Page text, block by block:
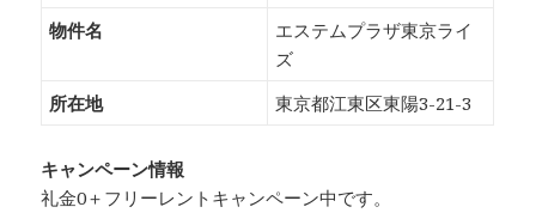
物件名
エステムプラザ東京ライ
ズ
所在地
東京都江東区東陽3-21-3
キャンペーン情報
礼金0＋ フリーレント キャンペーン中です。